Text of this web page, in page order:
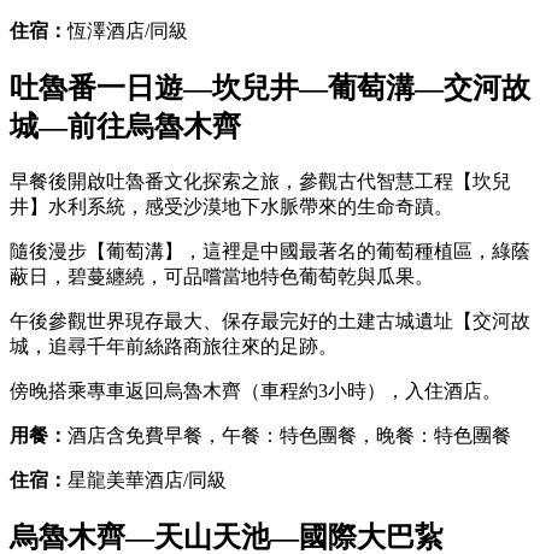
住宿：恆澤酒店/同級
吐魯番一日遊—坎兒井—葡萄溝—交河故
城—前往烏魯木齊
早餐後開啟吐魯番文化探索之旅，參觀古代智慧工程【坎兒
井】水利系統，感受沙漠地下水脈帶來的生命奇蹟。
隨後漫步【葡萄溝】，這裡是中國最著名的葡萄種植區，綠蔭
蔽日，碧蔓纏繞，可品嚐當地特色葡萄乾與瓜果。
午後參觀世界現存最大、保存最完好的土建古城遺址【交河故
城，追尋千年前絲路商旅往來的足跡。
傍晚搭乘專車返回烏魯木齊（車程約3小時），入住酒店。
用餐： 酒店含免費早餐，午餐：特色團餐，晚餐：特色團餐
住宿： 星龍美華酒店/同級
烏魯木齊—天山天池—國際大巴紥